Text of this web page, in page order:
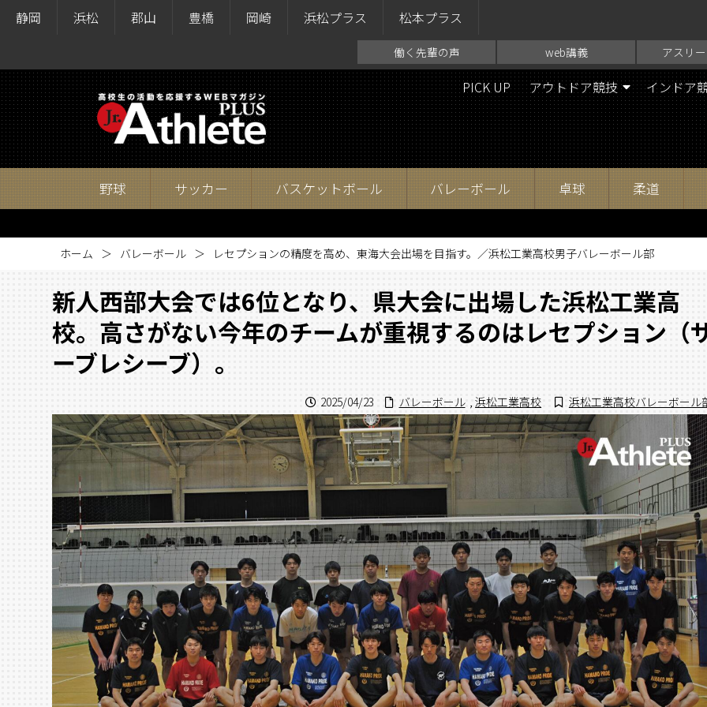
静岡 浜松 郡山 豊橋 岡崎 浜松プラス 松本プラス
働く先輩の声 web講義 アスリ
PICK UP アウトドア競技 インドア
野球 サッカー バスケットボール バレーボール 卓球 柔道
ホーム バレーボール レセプションの精度を高め、東海大会出場を目指す。／浜松工業高校男子バレーボール部
新人西部大会では6位となり、県大会に出場した浜松工業高
校。高さがない今年のチームが重視するのはレセプション（
ーブレシーブ）。
2025/04/23 バレーボール , 浜松工業高校 浜松工業高校バレーボール